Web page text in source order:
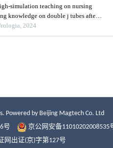
Powered by Beijing Magtech Co. Ltd
号
京公网安备11010202008535
网出证(京)字第127号